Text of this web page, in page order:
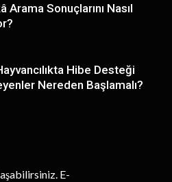
Arama Sonuçlarını Nasıl
Hibe Desteği
Nereden Başlamalı?
E-